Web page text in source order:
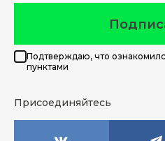
Подтверждаю, что
пунктами
Присоединяйтесь